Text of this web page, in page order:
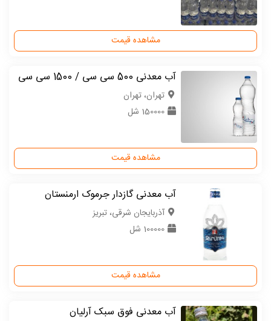
مشاهده قیمت
آب معدنی 500 سی سی / 1500 سی سی
تهران، تهران
150000 شل
مشاهده قیمت
آب معدنی گازدار جرموک ارمنستان
آذربایجان شرقی، تبریز
100000 شل
مشاهده قیمت
آب معدنی فوق سبک آرلیان